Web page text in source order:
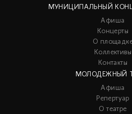
МУНИЦИПАЛЬНЫЙ
Афиша
Концерты
О
Коллективы
Контакты
МОЛОДЕЖНЫЙ
Афиша
Репертуар
О театре